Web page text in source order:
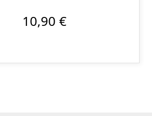
10,90 €